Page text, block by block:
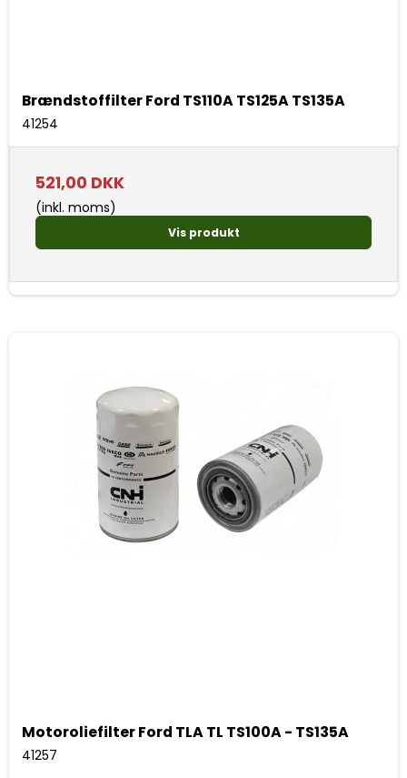
Brændstoffilter Ford TS110A TS125A TS135A
41254
521,00 DKK
(inkl. moms)
Vis produkt
Motoroliefilter Ford TLA TL TS100A - TS135A
41257